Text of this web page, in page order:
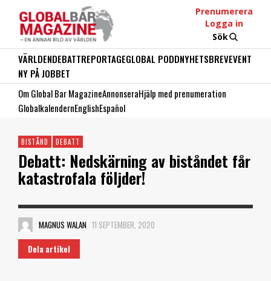
Prenumerera
Logga in
Sök
VÄRLDENDEBATTREPORTAGEGLOBAL PODDNYHETSBREVEVENT
NY PÅ JOBBET
Om Global Bar MagazineAnnonseraHjälp med prenumeration
GlobalkalendernEnglishEspañol
BISTÅND DEBATT
Debatt: Nedskärning av biståndet får
katastrofala följder!
MAGNUS WALAN 11 SEPTEMBER, 2020
Dela artikel